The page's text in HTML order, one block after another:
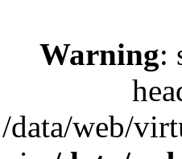
Warning:
/data/web/